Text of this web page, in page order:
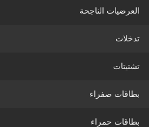
العرضيات الناجحة
تدخلات
تشتيتات
بطاقات صفراء
بطاقات حمراء